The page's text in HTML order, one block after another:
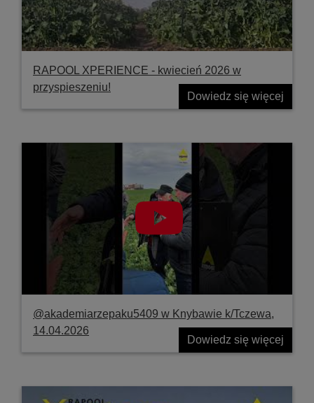
RAPOOL XPERIENCE - kwiecień 2026 w
przyspieszeniu!
Dowiedz się więcej
@akademiarzepaku5409 w Knybawie k/Tczewa,
14.04.2026
Dowiedz się więcej